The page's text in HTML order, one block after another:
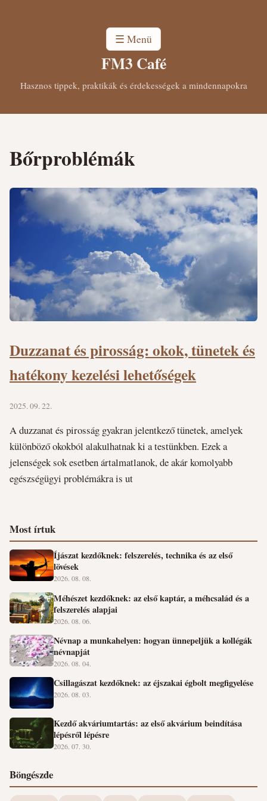
☰ Menü
FM3 Café
Hasznos tippek, praktikák és érdekességek a mindennapokra
Bőrproblémák
Duzzanat és pirosság: okok, tünetek és
hatékony kezelési lehetőségek
2025. 09. 22.
A duzzanat és pirosság gyakran jelentkező tünetek, amelyek
különböző okokból alakulhatnak ki a testünkben. Ezek a
jelenségek sok esetben ártalmatlanok, de akár komolyabb
egészségügyi problémákra is ut
Most írtuk
Íjászat kezdőknek: felszerelés, technika és az első
lövések
2026. 08. 08.
Méhészet kezdőknek: az első kaptár, a méhcsalád és a
felszerelés alapjai
2026. 08. 06.
Névnap a munkahelyen: hogyan ünnepeljük a kollégák
névnapját
2026. 08. 04.
Csillagászat kezdőknek: az éjszakai égbolt megfigyelése
2026. 08. 03.
Kezdő akváriumtartás: az első akvárium beindítása
lépésről lépésre
2026. 07. 30.
Böngészde